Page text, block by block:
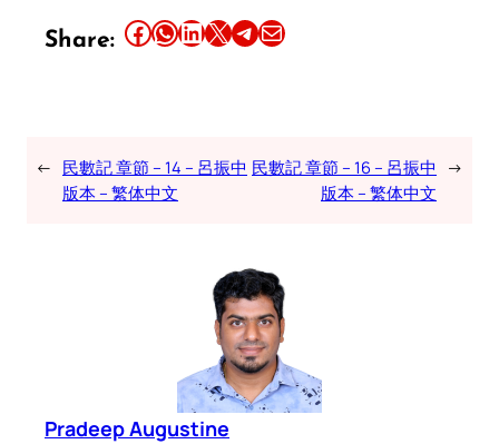
Share: Share this article on Facebook Share this article on WhatsApp Share this article on LinkedIn Share this article on X Share this article on TelegramEmail this Article
← 民數記 章節 – 14 – 呂振中
版本 – 繁体中文
民數記 章節 – 16 – 呂振中
版本 – 繁体中文
→
Pradeep Augustine